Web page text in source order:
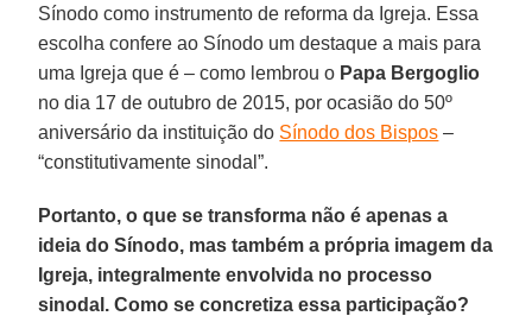
Sínodo como instrumento de reforma da Igreja. Essa
escolha confere ao Sínodo um destaque a mais para
uma Igreja que é – como lembrou o Papa Bergoglio
no dia 17 de outubro de 2015, por ocasião do 50º
aniversário da instituição do Sínodo dos Bispos –
“constitutivamente sinodal”.
Portanto, o que se transforma não é apenas a
ideia do Sínodo, mas também a própria imagem da
Igreja, integralmente envolvida no processo
sinodal. Como se concretiza essa participação?